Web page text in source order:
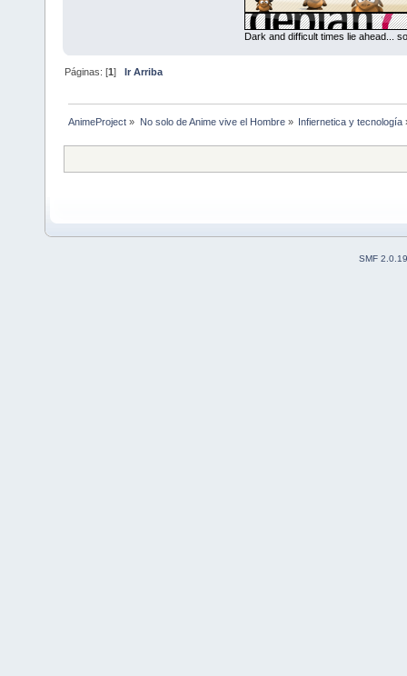
Dark and difficult times lie ahead...
Páginas: [1] Ir Arriba
AnimeProject » No solo de Anime vive el Hombre» Infiernetica y tecnología
SMF 2.0.19